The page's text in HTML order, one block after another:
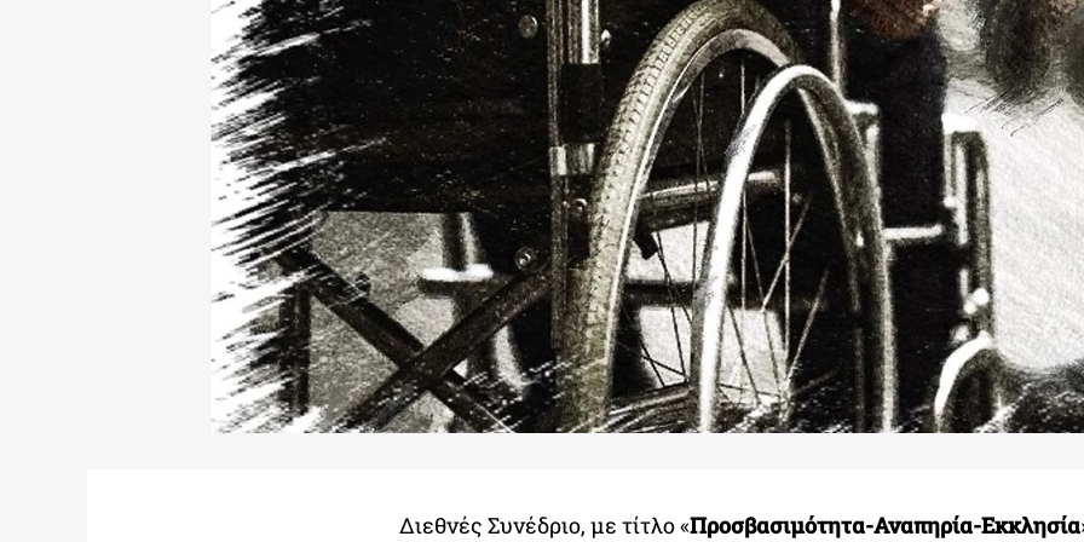
Διεθνές Συνέδριο, με τίτλο «Προσβασιμότητα-Αναπηρία-Εκκλησία